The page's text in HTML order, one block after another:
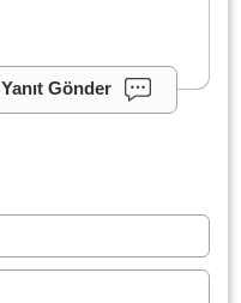
Yanıt Gönder